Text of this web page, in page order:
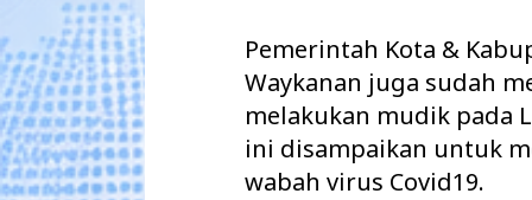
Pemerintah Kota &
Waykanan juga sudah
melakukan mudik pada
ini disampaikan untuk
wabah virus Covid19.